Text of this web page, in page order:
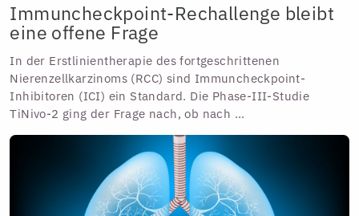
Immuncheckpoint-Rechallenge bleibt
eine offene Frage
In der Erstlinientherapie des fortgeschrittenen
Nierenzellkarzinoms (RCC) sind Immuncheckpoint-
Inhibitoren (ICI) ein Standard. Die Phase-III-Studie
TiNivo-2 ging der Frage nach, ob nach ...